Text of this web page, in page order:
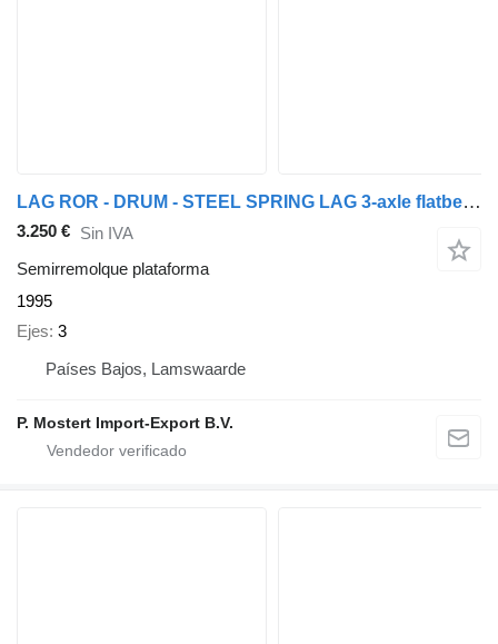
LAG ROR - DRUM - STEEL SPRING LAG 3-axle flatbed trailer - ROR axles
3.250 € Sin IVA
Semirremolque plataforma
1995
Ejes 3
Países Bajos, Lamswaarde
P. Mostert Import-Export B.V.